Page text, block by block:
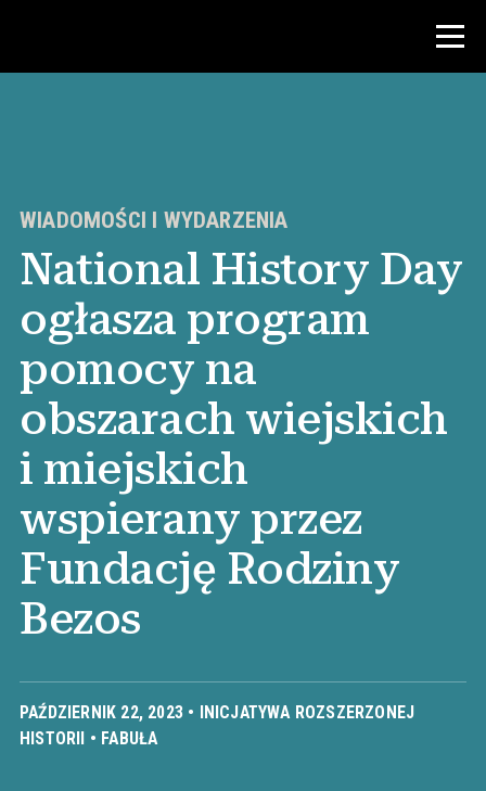
Zasoby dla nauczycieli
Wiadomości i wydarzenia
O NHD®
Zaangażować się
WIADOMOŚCI I WYDARZENIA
National History Day
ogłasza program
pomocy na
obszarach wiejskich
i miejskich
wspierany przez
Fundację Rodziny
Bezos
PAŹDZIERNIK 22, 2023 • INICJATYWA ROZSZERZONEJ
HISTORII • FABUŁA